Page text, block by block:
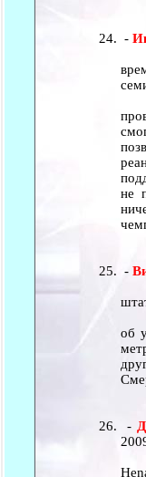
-
не
-
об
-